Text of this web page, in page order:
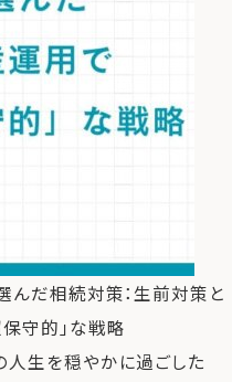
んだ相続対策：生前対策と
守的」な戦略
人生を穏やかに過ごした